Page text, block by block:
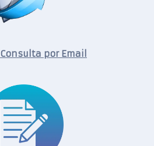
Consulta por Email